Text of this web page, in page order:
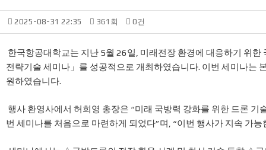
2025-08-31 22:35 361회 0건
한국항공대학교는 지난 5월 26일, 미래전장 환경에 대응하기 위
전략기술 세미나」를 성공적으로 개최하였습니다. 이번 세미나는
원하였습니다.
행사 환영사에서 허희영 총장은 “미래 국방력 강화를 위한 드론
번 세미나를 처음으로 마련하게 되었다”며, “이번 행사가 지속 가